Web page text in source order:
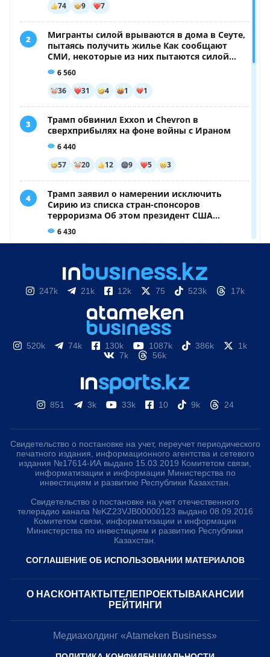
247k 21k 12k 75 523k 17k
520k 74k 130k 1087k 386k
1k
7k
56k
851 3k 33k 10 9k 24
Свидетельство о постановке на учет, переучет периодического
печатного издания, информационного агентства и сетевого
издания №17614-ИА выдано 15.03.2019 Комитетом связи,
информатизации и информации Министерства по
инвестициям и развитию Республики Казахстан.
Свидетельство о постановке на учет отечественного
телерадио канала №KZ23VJB00000123 выдано 08.09.2016
Комитетом связи, информатизации и информации
Министерства по инвестициям и развитию Республики
Казахстан.
СОГЛАШЕНИЕ ОБ ИСПОЛЬЗОВАНИИ МАТЕРИАЛОВ
О НАС КОНТАКТЫ ТЕЛЕПРОЕКТЫ ВАКАНСИИ
РЕЙТИНГИ
Медиахолдинг «Atameken Business»